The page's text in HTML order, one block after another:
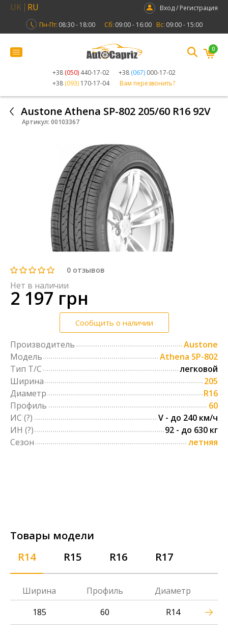
UK RU
Вход / Регистрация
Пн-Пт: 08:30 - 18:00 Сб: 09:00 - 16:00 Вс: 09:00 - 15:00
+38 (050) 440-17-02 +38 (067) 000-17-02
+38 (093) 170-17-04 Вам перезвонить?
0
Austone Athena SP-802 205/60 R16 92V
Артикул: 00103367
0 отзывов
Нет в наличии
2 197 грн
Сообщить о наличии
Производитель
Austone
Модель
Athena SP-802
Тип Т/С
легковой
Ширина
205
Диаметр
R16
Профиль
60
ИС (?)
V - до 240 км/ч
ИН (?)
92 - до 630 кг
Сезон
летняя
Товары модели
R14
R15 R16 R17
Ширина Профиль
Диаметр
185
60 R14